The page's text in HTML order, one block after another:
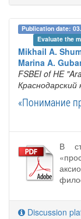
Publication date:
Evaluate the
Mikhail A.
Marina A.
FSBEI of HE
Краснодарский
«Понимание
В
Discussion